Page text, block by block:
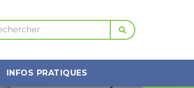
INFOS PRATIQUES